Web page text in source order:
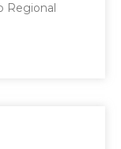
Regional